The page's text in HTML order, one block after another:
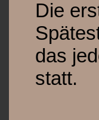
Die
das
statt.